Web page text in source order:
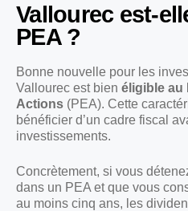
Vallourec est-
PEA ?
Bonne nouvelle pour les
Vallourec est bien éligible au
Actions (PEA). Cette
bénéficier d’un cadre fiscal
investissements.
Concrètement, si vous
dans un PEA et que vous
au moins cinq ans, les